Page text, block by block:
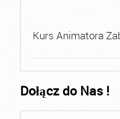
Kurs Animatora
Dołącz do Nas !